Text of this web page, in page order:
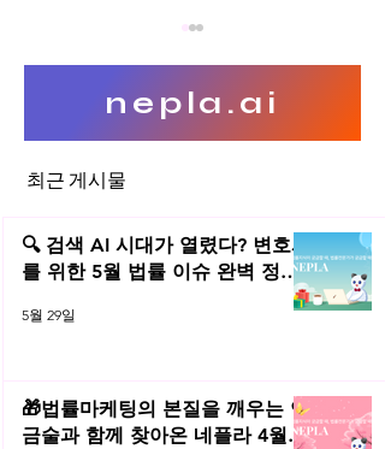
제한해석
nepla.ai
최근 게시물
🔍 검색 AI 시대가 열렸다? 변호사
를 위한 5월 법률 이슈 완벽 정리 |
5월 29일
🎁법률마케팅의 본질을 깨우는 연
금술과 함께 찾아온 네플라 4월